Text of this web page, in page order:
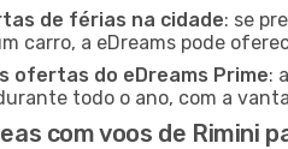
de férias na cidade: se
carro, a eDreams pode
ofertas do eDreams Prime:
todo o ano, com a
com voos de Rimini